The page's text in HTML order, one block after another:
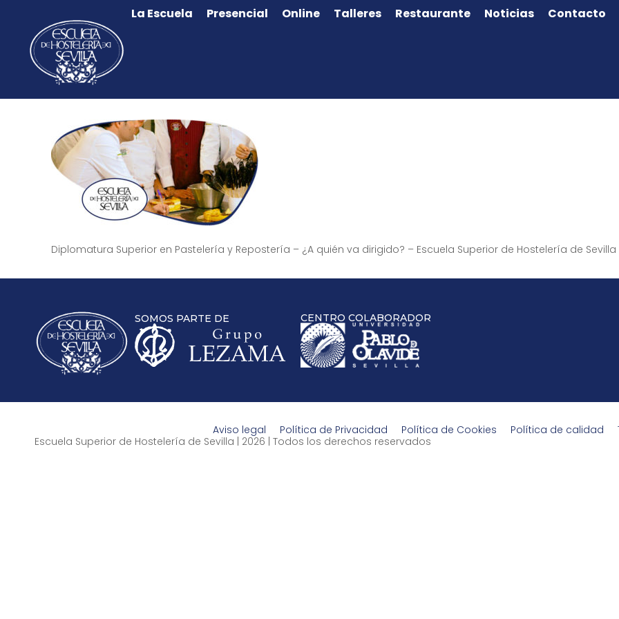
La Escuela Presencial Online Talleres Restaurante Noticias Contacto
Diplomatura Superior en Pastelería y Repostería – ¿A quién va dirigido? – Escuela Superior de Hostelería de Sevilla
SOMOS PARTE DE CENTRO COLABORADOR
Aviso legal Política de Privacidad Política de Cookies Política de calidad
Escuela Superior de Hostelería de Sevilla | 2026 | Todos los derechos reservados